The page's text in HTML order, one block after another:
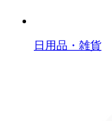
日用品・雑貨